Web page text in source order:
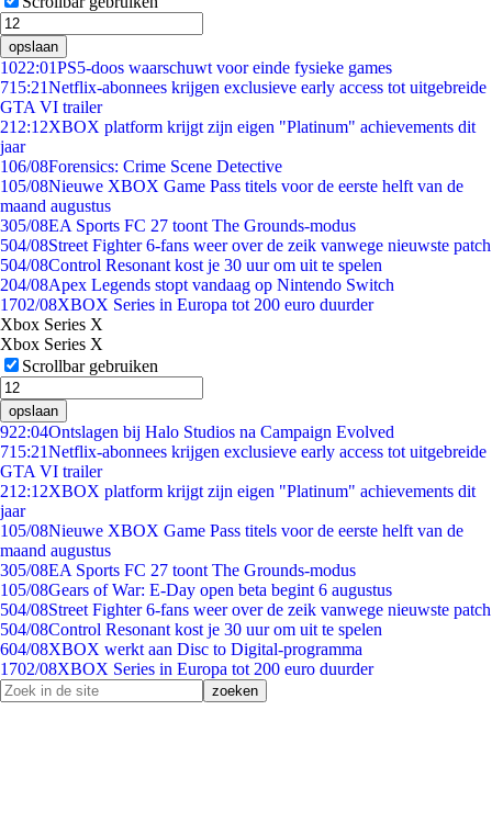
opslaan
1022:01PS5-doos waarschuwt voor einde fysieke games
715:21Netflix-abonnees krijgen exclusieve early access tot uitgebreide
GTA VI trailer
212:12XBOX platform krijgt zijn eigen "Platinum" achievements dit
jaar
106/08Forensics: Crime Scene Detective
105/08Nieuwe XBOX Game Pass titels voor de eerste helft van de
maand augustus
305/08EA Sports FC 27 toont The Grounds-modus
504/08Street Fighter 6-fans weer over de zeik vanwege nieuwste patch
504/08Control Resonant kost je 30 uur om uit te spelen
204/08Apex Legends stopt vandaag op Nintendo Switch
1702/08XBOX Series in Europa tot 200 euro duurder
Xbox Series X
Xbox Series X
Scrollbar gebruiken
opslaan
922:04Ontslagen bij Halo Studios na Campaign Evolved
715:21Netflix-abonnees krijgen exclusieve early access tot uitgebreide
GTA VI trailer
212:12XBOX platform krijgt zijn eigen "Platinum" achievements dit
jaar
105/08Nieuwe XBOX Game Pass titels voor de eerste helft van de
maand augustus
305/08EA Sports FC 27 toont The Grounds-modus
105/08Gears of War: E-Day open beta begint 6 augustus
504/08Street Fighter 6-fans weer over de zeik vanwege nieuwste patch
504/08Control Resonant kost je 30 uur om uit te spelen
604/08XBOX werkt aan Disc to Digital-programma
1702/08XBOX Series in Europa tot 200 euro duurder